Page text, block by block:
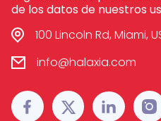
de los datos de nuestros
100 Lincoln Rd, Miami,
info@halaxia.com